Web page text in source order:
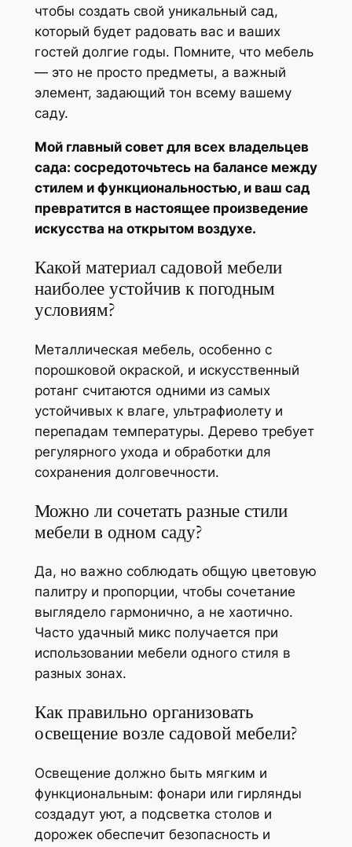
чтобы создать свой уникальный сад,
который будет радовать вас и ваших
гостей долгие годы. Помните, что мебель
— это не просто предметы, а важный
элемент, задающий тон всему вашему
саду.
Мой главный совет для всех владельцев
сада: сосредоточьтесь на балансе между
стилем и функциональностью, и ваш сад
превратится в настоящее произведение
искусства на открытом воздухе.
Какой материал садовой мебели
наиболее устойчив к погодным
условиям?
Металлическая мебель, особенно с
порошковой окраской, и искусственный
ротанг считаются одними из самых
устойчивых к влаге, ультрафиолету и
перепадам температуры. Дерево требует
регулярного ухода и обработки для
сохранения долговечности.
Можно ли сочетать разные стили
мебели в одном саду?
Да, но важно соблюдать общую цветовую
палитру и пропорции, чтобы сочетание
выглядело гармонично, а не хаотично.
Часто удачный микс получается при
использовании мебели одного стиля в
разных зонах.
Как правильно организовать
освещение возле садовой мебели?
Освещение должно быть мягким и
функциональным: фонари или гирлянды
создадут уют, а подсветка столов и
дорожек обеспечит безопасность и